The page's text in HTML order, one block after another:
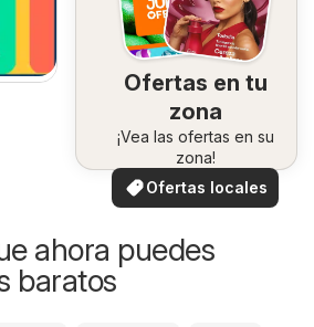
Ofertas en tu
zona
¡Vea las ofertas en su
zona!
Ofertas locales
ahora puedes
baratos